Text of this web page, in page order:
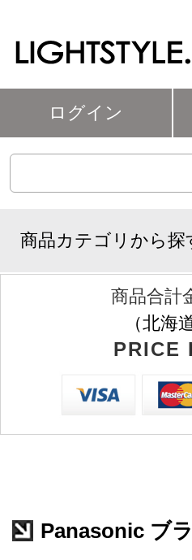
ログイン
商品カテゴリから探
商品合計
（北海
PRICE
Panasonic ブ